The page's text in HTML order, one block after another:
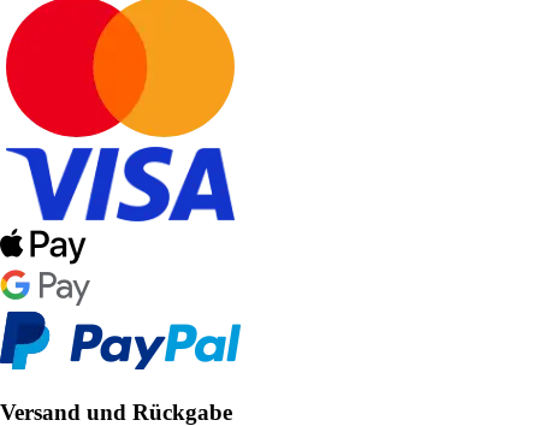
Versand und Rückgabe